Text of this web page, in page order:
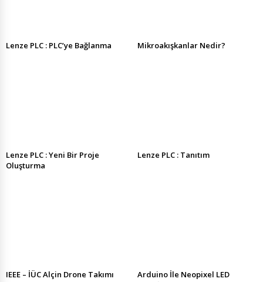
Lenze PLC : PLC’ye Bağlanma Mikroakışkanlar Nedir?
Lenze PLC : Yeni Bir Proje
Oluşturma
Lenze PLC : Tanıtım
IEEE – İÜC Alçin Drone Takımı
Arduino İle Neopixel LED